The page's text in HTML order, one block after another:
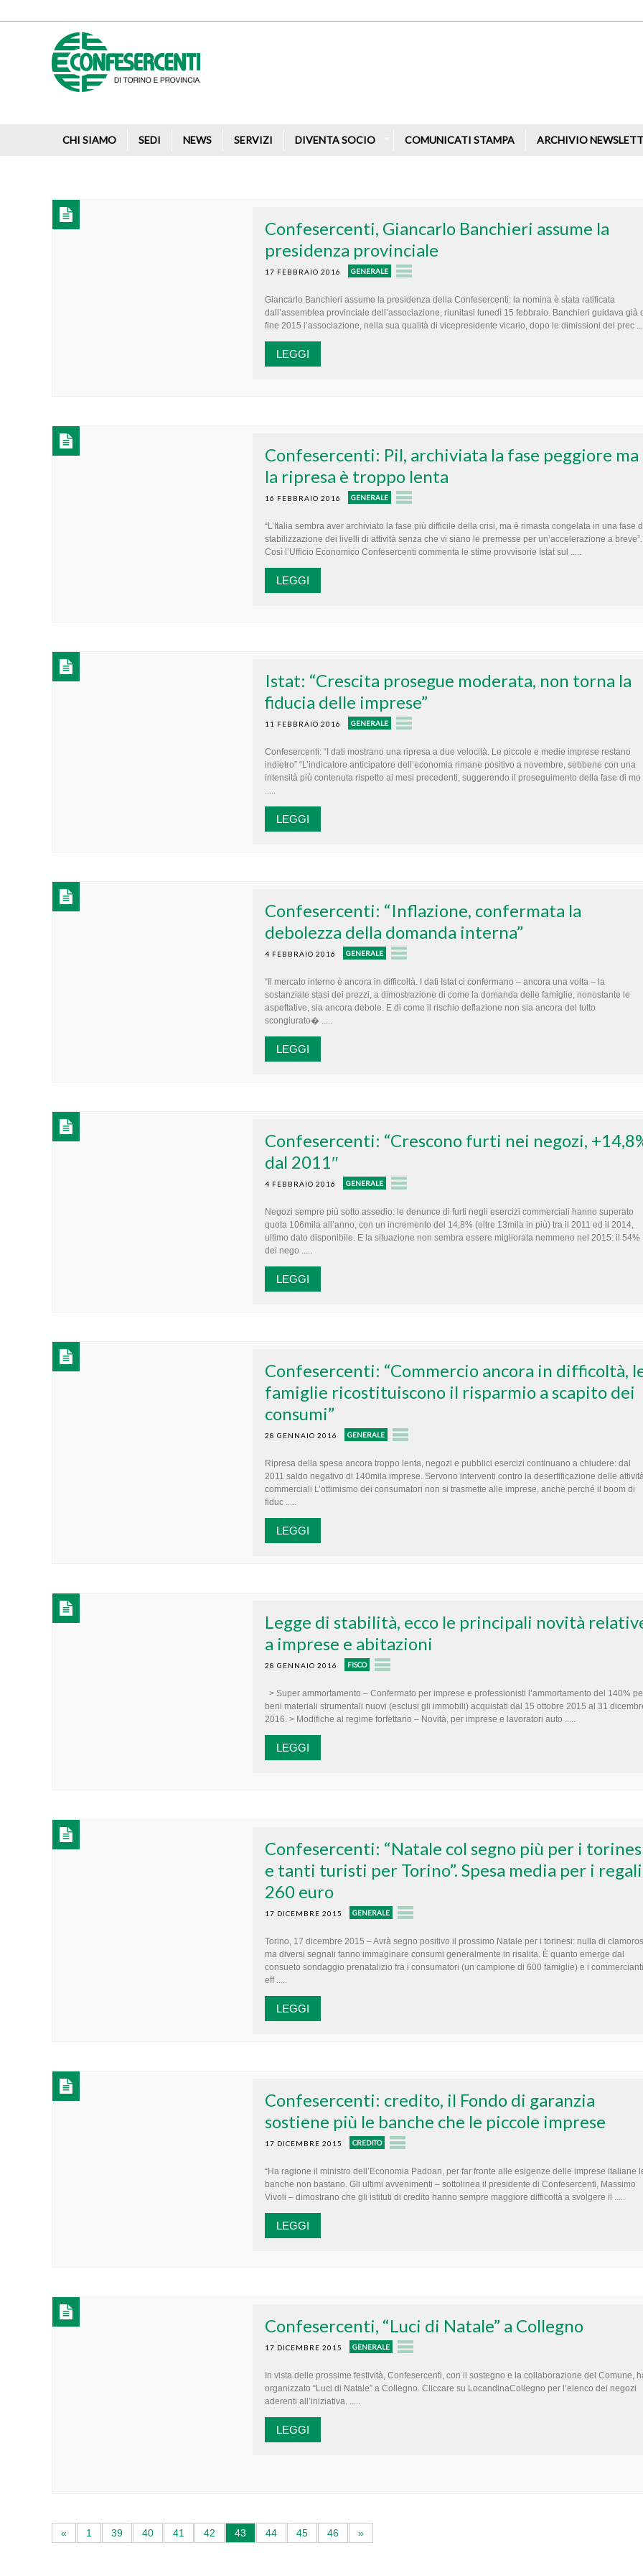
CHI SIAMO SEDI NEWS SERVIZI DIVENTA SOCIO COMUNICATI STAMPA ARCHIVIO
Confesercenti, Giancarlo Banchieri assume la
presidenza provinciale
17 FEBBRAIO 2016 GENERALE
Giancarlo Banchieri assume la presidenza della Confesercenti: la nomina è stata ratificata
dall’assemblea provinciale dell’associazione, riunitasi lunedì 15 febbraio. Banchieri guidava già
fine 2015 l’associazione, nella sua qualità di vicepresidente vicario, dopo le dimissioni del prec
LEGGI
Confesercenti: Pil, archiviata la fase peggiore ma
la ripresa è troppo lenta
16 FEBBRAIO 2016 GENERALE
“L’Italia sembra aver archiviato la fase più difficile della crisi, ma è rimasta congelata in una fase
stabilizzazione dei livelli di attività senza che vi siano le premesse per un’accelerazione a breve”.
Così l’Ufficio Economico Confesercenti commenta le stime provvisorie Istat sul .....
LEGGI
Istat: “Crescita prosegue moderata, non torna la
fiducia delle imprese”
11 FEBBRAIO 2016 GENERALE
Confesercenti: “I dati mostrano una ripresa a due velocità. Le piccole e medie imprese restano
indietro” “L’indicatore anticipatore dell’economia rimane positivo a novembre, sebbene con una
intensità più contenuta rispetto ai mesi precedenti, suggerendo il proseguimento della fase di mo
.....
LEGGI
Confesercenti: “Inflazione, confermata la
debolezza della domanda interna”
4 FEBBRAIO 2016 GENERALE
“Il mercato interno è ancora in difficoltà. I dati Istat ci confermano – ancora una volta – la
sostanziale stasi dei prezzi, a dimostrazione di come la domanda delle famiglie, nonostante le
aspettative, sia ancora debole. E di come il rischio deflazione non sia ancora del tutto
scongiurato� .....
LEGGI
Confesercenti: “Crescono furti nei negozi,
dal 2011″
4 FEBBRAIO 2016 GENERALE
Negozi sempre più sotto assedio: le denunce di furti negli esercizi commerciali hanno superato
quota 106mila all’anno, con un incremento del 14,8% (oltre 13mila in più) tra il 2011 ed il 2014,
ultimo dato disponibile. E la situazione non sembra essere migliorata nemmeno nel 2015: il 54%
dei nego .....
LEGGI
Confesercenti: “Commercio ancora in difficoltà,
famiglie ricostituiscono il risparmio a scapito dei
consumi”
28 GENNAIO 2016 GENERALE
Ripresa della spesa ancora troppo lenta, negozi e pubblici esercizi continuano a chiudere: dal
2011 saldo negativo di 140mila imprese. Servono interventi contro la desertificazione delle
commerciali L’ottimismo dei consumatori non si trasmette alle imprese, anche perché il boom di
fiduc .....
LEGGI
Legge di stabilità, ecco le principali novità
a imprese e abitazioni
28 GENNAIO 2016 FISCO
> Super ammortamento – Confermato per imprese e professionisti l’ammortamento del 140%
beni materiali strumentali nuovi (esclusi gli immobili) acquistati dal 15 ottobre 2015 al 31
2016. > Modifiche al regime forfettario – Novità, per imprese e lavoratori auto .....
LEGGI
Confesercenti: “Natale col segno più per i
e tanti turisti per Torino”. Spesa media per i
260 euro
17 DICEMBRE 2015 GENERALE
Torino, 17 dicembre 2015 – Avrà segno positivo il prossimo Natale per i torinesi: nulla di
ma diversi segnali fanno immaginare consumi generalmente in risalita. È quanto emerge dal
consueto sondaggio prenatalizio fra i consumatori (un campione di 600 famiglie) e i
eff .....
LEGGI
Confesercenti: credito, il Fondo di garanzia
sostiene più le banche che le piccole imprese
17 DICEMBRE 2015 CREDITO
“Ha ragione il ministro dell’Economia Padoan, per far fronte alle esigenze delle imprese italiane
banche non bastano. Gli ultimi avvenimenti – sottolinea il presidente di Confesercenti, Massimo
Vivoli – dimostrano che gli istituti di credito hanno sempre maggiore difficoltà a svolgere il .....
LEGGI
Confesercenti, “Luci di Natale” a Collegno
17 DICEMBRE 2015 GENERALE
In vista delle prossime festività, Confesercenti, con il sostegno e la collaborazione del Comune,
organizzato “Luci di Natale” a Collegno. Cliccare su LocandinaCollegno per l’elenco dei negozi
aderenti all’iniziativa. .....
LEGGI
« 1 39 40 41 42 43 44 45 46 »